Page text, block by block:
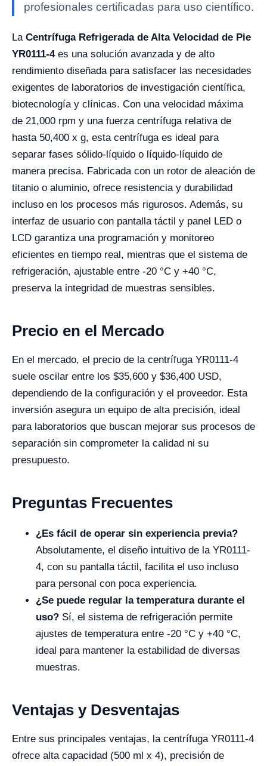
profesionales certificadas para uso científico.
La Centrífuga Refrigerada de Alta Velocidad de Pie
YR0111-4es una solución avanzada y de alto
rendimiento diseñada para satisfacer las necesidades
exigentes de laboratorios de investigación científica,
biotecnología y clínicas. Con una velocidad máxima
de 21,000 rpm y una fuerza centrífuga relativa de
hasta 50,400 x g, esta centrífuga es ideal para
separar fases sólido-líquido o líquido-líquido de
manera precisa. Fabricada con un rotor de aleación de
titanio o aluminio, ofrece resistencia y durabilidad
incluso en los procesos más rigurosos. Además, su
interfaz de usuario con pantalla táctil y panel LED o
LCD garantiza una programación y monitoreo
eficientes en tiempo real, mientras que el sistema de
refrigeración, ajustable entre -20 °C y +40 °C,
preserva la integridad de muestras sensibles.
Precio en el Mercado
En el mercado, el precio de la centrífuga YR0111-4
suele oscilar entre los $35,600 y $36,400 USD,
dependiendo de la configuración y el proveedor. Esta
inversión asegura un equipo de alta precisión, ideal
para laboratorios que buscan mejorar sus procesos de
separación sin comprometer la calidad ni su
presupuesto.
Preguntas Frecuentes
¿Es fácil de operar sin experiencia previa?
Absolutamente, el diseño intuitivo de la YR0111-
4, con su pantalla táctil, facilita el uso incluso
para personal con poca experiencia.
¿Se puede regular la temperatura durante el
uso? Sí, el sistema de refrigeración permite
ajustes de temperatura entre -20 °C y +40 °C,
ideal para mantener la estabilidad de diversas
muestras.
Ventajas y Desventajas
Entre sus principales ventajas, la centrífuga YR0111-4
ofrece alta capacidad (500 ml x 4), precisión de